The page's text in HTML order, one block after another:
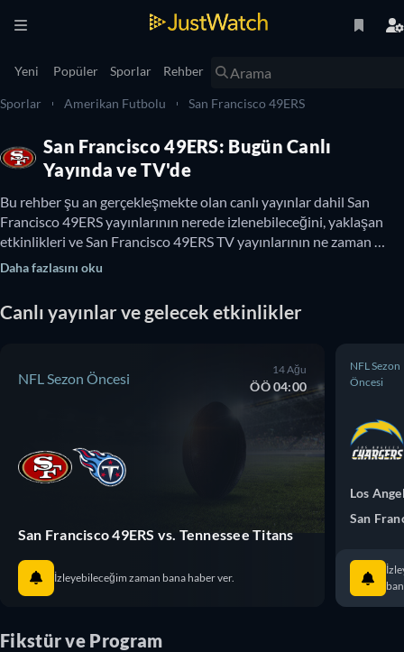
Yeni Popüler Sporlar Rehber
Sporlar Amerikan Futbolu San Francisco 49ERS
San Francisco 49ERS: Bugün Canlı
Yayında ve TV'de
Bu rehber şu an gerçekleşmekte olan canlı yayınlar dahil San
Francisco 49ERS yayınlarının nerede izlenebileceğini, yaklaşan
etkinlikleri ve San Francisco 49ERS TV yayınlarının ne zaman
izlenebileceğini gösterir. Ayrıca çevrimiçi ücretsiz San Francisco
öğrenebilirsiniz.
Daha fazlasını oku
Canlı yayınlar ve gelecek etkinlikler
NFL Sezon Öncesi
14 Ağu
ÖÖ 04:00
San Francisco 49ERS vs. Tennessee Titans
İzleyebileceğim zaman bana haber ver.
NFL Sezon
Öncesi
Los
San
Fikstür ve Program